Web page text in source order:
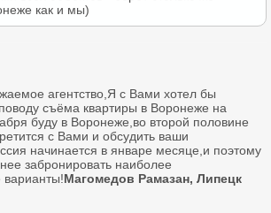
как и мы)
агентство,Я с Вами хотел бы
съёма квартиры в Воронеже на
буду в Воронеже,во второй половине
с Вами и обсудить ваши
начинается в январе месяце,и поэтому
забронировать наиболее
варианты!Магомедов Рамазан, Липецк